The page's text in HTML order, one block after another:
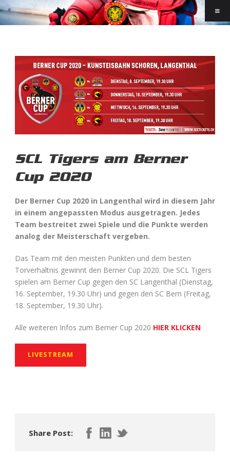
SCL Tigers am Berner
Cup 2020
Der Berner Cup 2020 in Langenthal wird in diesem Jahr
in einem angepassten Modus ausgetragen. Jedes
Team bestreitet zwei Spiele und die Punkte werden
analog der Meisterschaft vergeben.
Das Team mit den meisten Punkten und dem besten
Torverhältnis gewinnt den Berner Cup 2020. Die SCL Tigers
spielen am Berner Cup gegen den SC Langenthal (Dienstag,
16. September, 19.30 Uhr) und gegen den SC Bern (Freitag,
18. September, 19.30 Uhr).
Alle weiteren Infos zum Berner Cup 2020 HIER KLICKEN
LIVESTREAM
Share Post: